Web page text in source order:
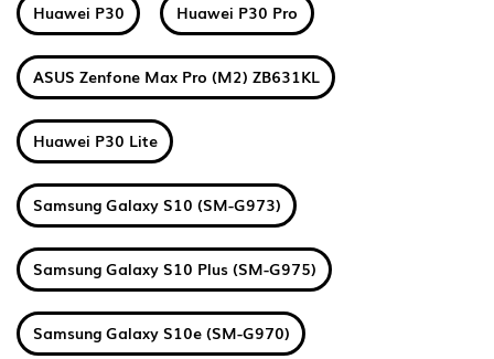
Huawei P30 Huawei P30 Pro
ASUS Zenfone Max Pro (M2) ZB631KL
Huawei P30 Lite
Samsung Galaxy S10 (SM-G973)
Samsung Galaxy S10 Plus (SM-G975)
Samsung Galaxy S10e (SM-G970)